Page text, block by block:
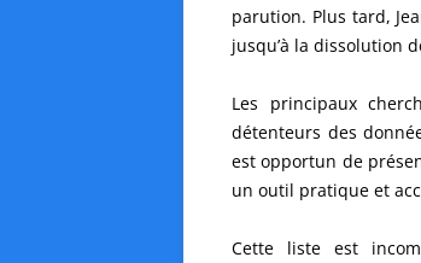
parution. Plus tard,
jusqu’à la dissolution
Les principaux
détenteurs des
est opportun de
un outil pratique et
Cette liste est